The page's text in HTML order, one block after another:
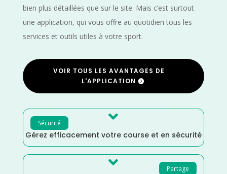
bien plus détaillées que sur le site. Mais c’est surtout
une application, qui vous offre au quotidien tous les
services et outils utiles à votre sport.
VOIR TOUS LES AVANTAGES DE
L'APPLICATION
Sécurité 
Gérez efficacement votre course et en sécurité
Partage
